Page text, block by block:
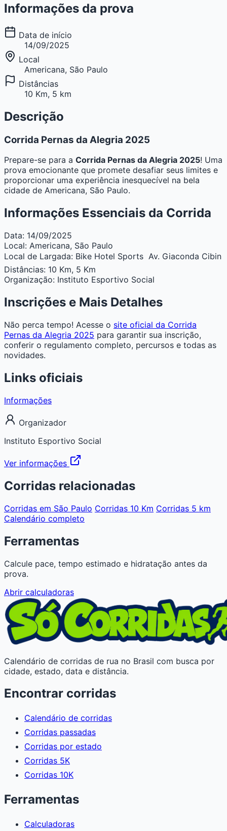
Informações da prova
Data de início
14/09/2025
Local
Americana, São Paulo
Distâncias
10 Km, 5 km
Descrição
Corrida Pernas da Alegria 2025
Prepare-se para a Corrida Pernas da Alegria 2025! Uma
prova emocionante que promete desafiar seus limites e
proporcionar uma experiência inesquecível na bela
cidade de Americana, São Paulo.
Informações Essenciais da Corrida
Data: 14/09/2025
Local: Americana, São Paulo
Local de Largada: Bike Hotel Sports  Av. Giaconda Cibin
Distâncias: 10 Km, 5 Km
Organização: Instituto Esportivo Social
Inscrições e Mais Detalhes
Não perca tempo! Acesse o site oficial da Corrida
Pernas da Alegria 2025 para garantir sua inscrição,
conferir o regulamento completo, percursos e todas as
novidades.
Links oficiais
Informações
Organizador
Instituto Esportivo Social
Ver informações
Corridas relacionadas
Corridas em São Paulo Corridas 10 Km Corridas 5 km
Calendário completo
Ferramentas
Calcule pace, tempo estimado e hidratação antes da
prova.
Abrir calculadoras
Calendário de corridas de rua no Brasil com busca por
cidade, estado, data e distância.
Encontrar corridas
Calendário de corridas
Corridas passadas
Corridas por estado
Corridas 5K
Corridas 10K
Ferramentas
Calculadoras